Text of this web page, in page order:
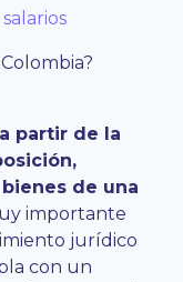
partir de la
de una
importante
jurídico
con un